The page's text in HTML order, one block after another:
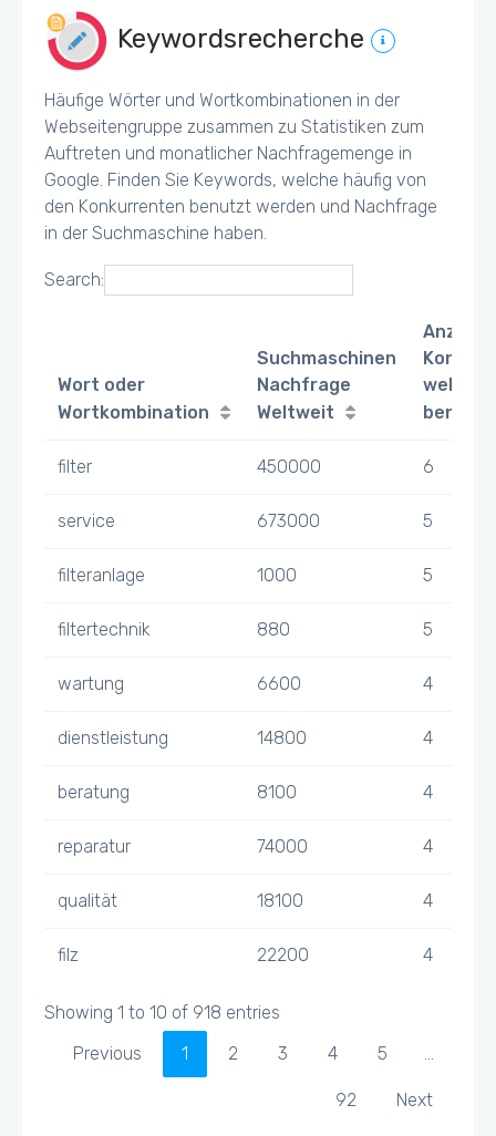
Keywordsrecherche
Häufige Wörter und Wortkombinationen in der
Webseitengruppe zusammen zu Statistiken zum
Auftreten und monatlicher Nachfragemenge in
Google. Finden Sie Keywords, welche häufig von
den Konkurrenten benutzt werden und Nachfrage
in der Suchmaschine haben.
Search:
Wort oder
Wortkombination
Suchmaschinen
Nachfrage
Weltweit
Anzahl
welche
filter 450000 6
service 673000 5
filteranlage 1000 5
filtertechnik 880 5
wartung 6600 4
dienstleistung 14800 4
beratung 8100 4
reparatur 74000 4
qualität 18100 4
filz 22200 4
Showing 1 to 10 of 918 entries
Previous
1 2 3 4 5 …
92 Next